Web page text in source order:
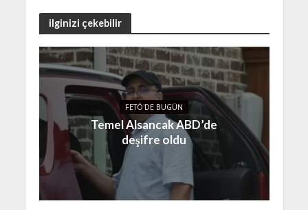
ilginizi çekebilir
FETÖ'DE BUGÜN
Temel Alsancak ABD’de
deşifre oldu